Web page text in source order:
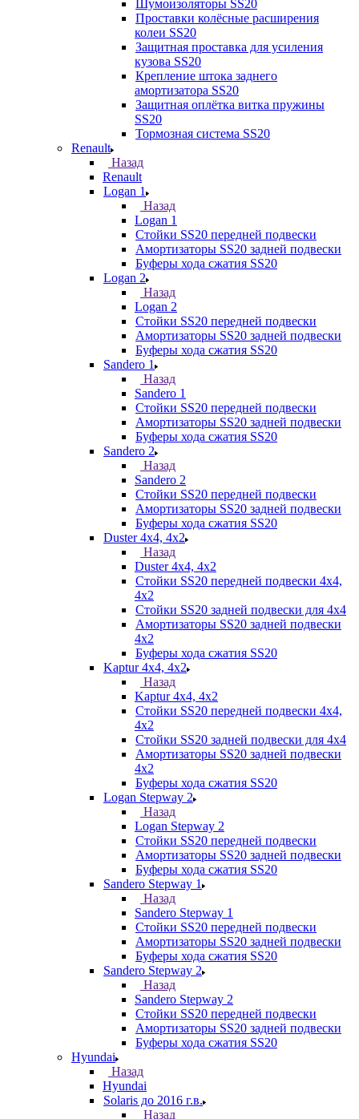
Шумоизоляторы SS20
Проставки колёсные расширения
колеи SS20
Защитная проставка для усиления
кузова SS20
Крепление штока заднего
амортизатора SS20
Защитная оплётка витка пружины
SS20
Тормозная система SS20
Renault
Назад
Renault
Logan 1
Назад
Logan 1
Стойки SS20 передней подвески
Амортизаторы SS20 задней подвески
Буферы хода сжатия SS20
Logan 2
Назад
Logan 2
Стойки SS20 передней подвески
Амортизаторы SS20 задней подвески
Буферы хода сжатия SS20
Sandero 1
Назад
Sandero 1
Стойки SS20 передней подвески
Амортизаторы SS20 задней подвески
Буферы хода сжатия SS20
Sandero 2
Назад
Sandero 2
Стойки SS20 передней подвески
Амортизаторы SS20 задней подвески
Буферы хода сжатия SS20
Duster 4х4, 4x2
Назад
Duster 4х4, 4x2
Стойки SS20 передней подвески 4х4,
4x2
Стойки SS20 задней подвески для 4х4
Амортизаторы SS20 задней подвески
4х2
Буферы хода сжатия SS20
Kaptur 4х4, 4х2
Назад
Kaptur 4х4, 4х2
Стойки SS20 передней подвески 4х4,
4x2
Стойки SS20 задней подвески для 4х4
Амортизаторы SS20 задней подвески
4х2
Буферы хода сжатия SS20
Logan Stepway 2
Назад
Logan Stepway 2
Стойки SS20 передней подвески
Амортизаторы SS20 задней подвески
Буферы хода сжатия SS20
Sandero Stepway 1
Назад
Sandero Stepway 1
Стойки SS20 передней подвески
Амортизаторы SS20 задней подвески
Буферы хода сжатия SS20
Sandero Stepway 2
Назад
Sandero Stepway 2
Стойки SS20 передней подвески
Амортизаторы SS20 задней подвески
Буферы хода сжатия SS20
Hyundai
Назад
Hyundai
Solaris до 2016 г.в.
Назад